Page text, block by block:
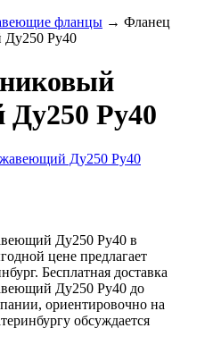
фланцы → Фланец
Ду250 Ру40
Ру40
Ду250 Ру40 в
цене предлагает
Бесплатная доставка
Ду250 Ру40 до
ориентировочно на
обсуждается